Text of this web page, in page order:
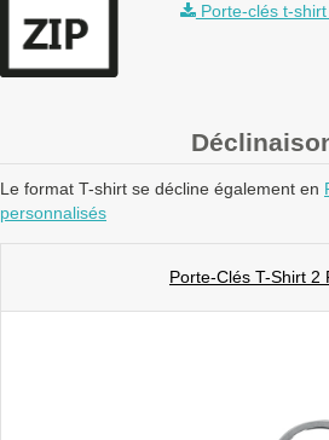
Porte-clés t-
Le format T-shirt se décline également en
personnalisés
Porte-Clés T-Shirt 2